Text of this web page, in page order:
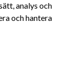
analys och
och hantera